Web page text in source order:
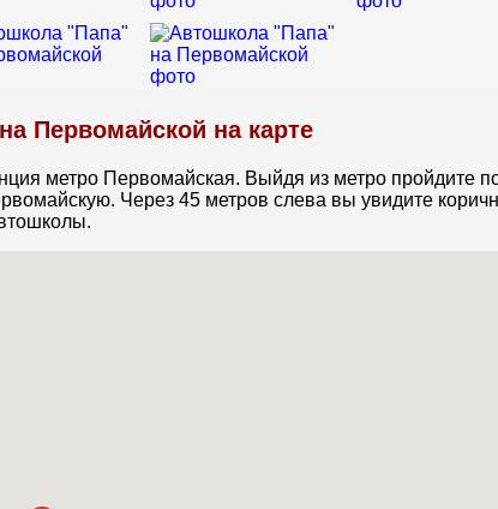
Первомайской на карте
метро Первомайская. Выйдя из метро пройдите
Через 45 метров слева вы увидите